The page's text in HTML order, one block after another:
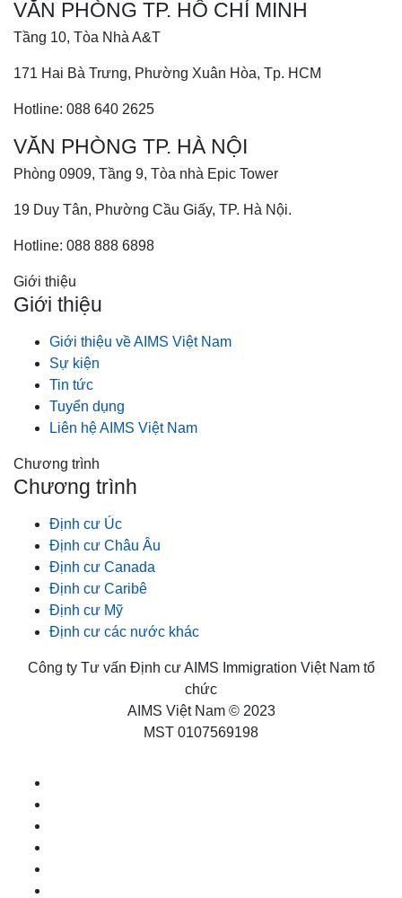
VĂN PHÒNG TP. HỒ CHÍ MINH
Tầng 10, Tòa Nhà A&T
171 Hai Bà Trưng, Phường Xuân Hòa, Tp. HCM
Hotline: 088 640 2625
VĂN PHÒNG TP. HÀ NỘI
Phòng 0909, Tầng 9, Tòa nhà Epic Tower
19 Duy Tân, Phường Cầu Giấy, TP. Hà Nội.
Hotline: 088 888 6898
Giới thiệu
Giới thiệu
Giới thiệu về AIMS Việt Nam
Sự kiện
Tin tức
Tuyển dụng
Liên hệ AIMS Việt Nam
Chương trình
Chương trình
Định cư Úc
Định cư Châu Âu
Định cư Canada
Định cư Caribê
Định cư Mỹ
Định cư các nước khác
Công ty Tư vấn Định cư AIMS Immigration Việt Nam tổ
chức
AIMS Việt Nam © 2023
MST 0107569198